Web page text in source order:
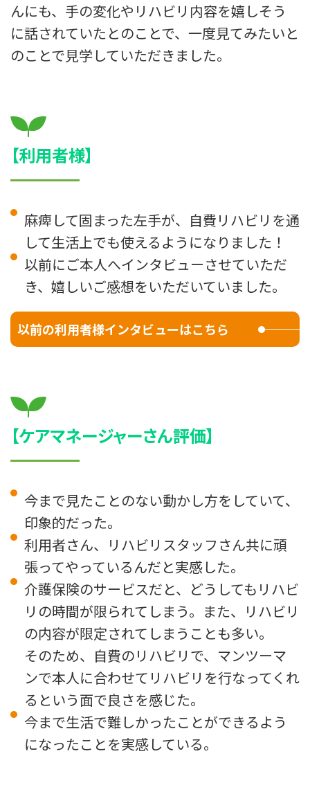
んにも、手の変化やリハビリ内容を嬉しそう
に話されていたとのことで、一度見てみたいと
のことで見学していただきました。
【利用者様】
麻痺して固まった左手が、自費リハビリを通
して生活上でも使えるようになりました！
以前にご本人へインタビューさせていただ
き、嬉しいご感想をいただいていました。
以前の利用者様インタビューはこちら
【ケアマネージャーさん評価】
今まで見たことのない動かし方をしていて、
印象的だった。
利用者さん、リハビリスタッフさん共に頑
張ってやっているんだと実感した。
介護保険のサービスだと、どうしてもリハビ
リの時間が限られてしまう。また、リハビリ
の内容が限定されてしまうことも多い。
そのため、自費のリハビリで、マンツーマ
ンで本人に合わせてリハビリを行なってくれ
るという面で良さを感じた。
今まで生活で難しかったことができるよう
になったことを実感している。